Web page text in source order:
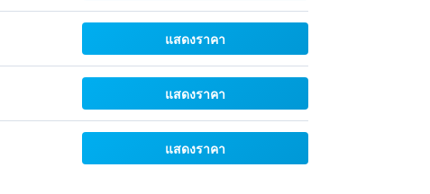
แสดงราคา
แสดงราคา
แสดงราคา